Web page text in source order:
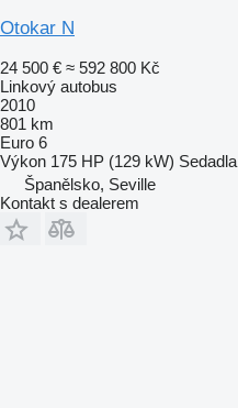
Otokar N
24 500 € ≈ 592 800 Kč
Linkový autobus
2010
801 km
Euro 6
Výkon 175 HP (129 kW) Sedadla
Španělsko, Seville
Kontakt s dealerem